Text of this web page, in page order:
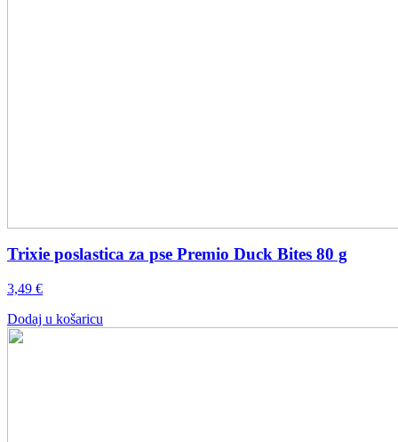
Trixie poslastica za pse Premio Duck Bites 80 g
3,49 €
Dodaj u košaricu